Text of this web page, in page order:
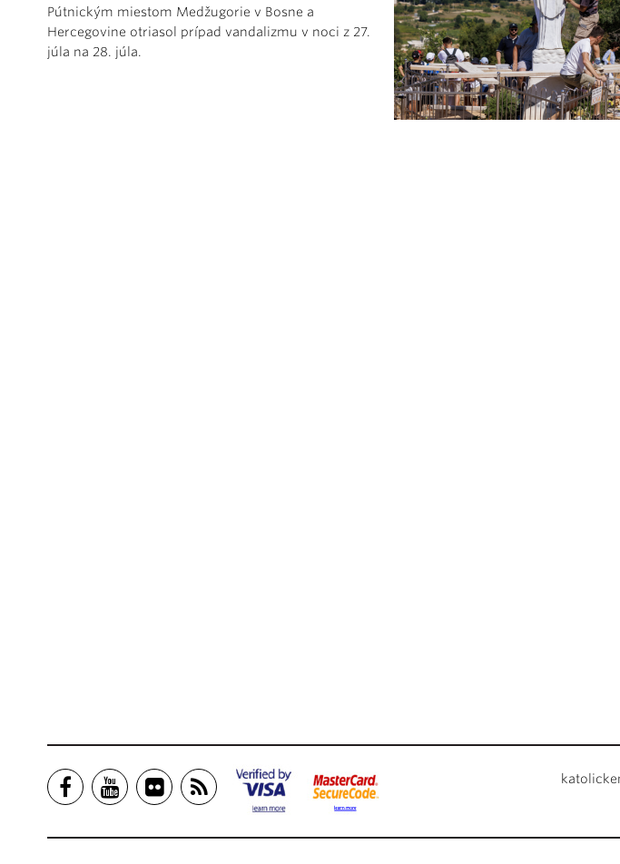
Pútnickým miestom Medžugorie v Bosne a
Hercegovine otriasol prípad vandalizmu v noci z 27.
júla na 28. júla.